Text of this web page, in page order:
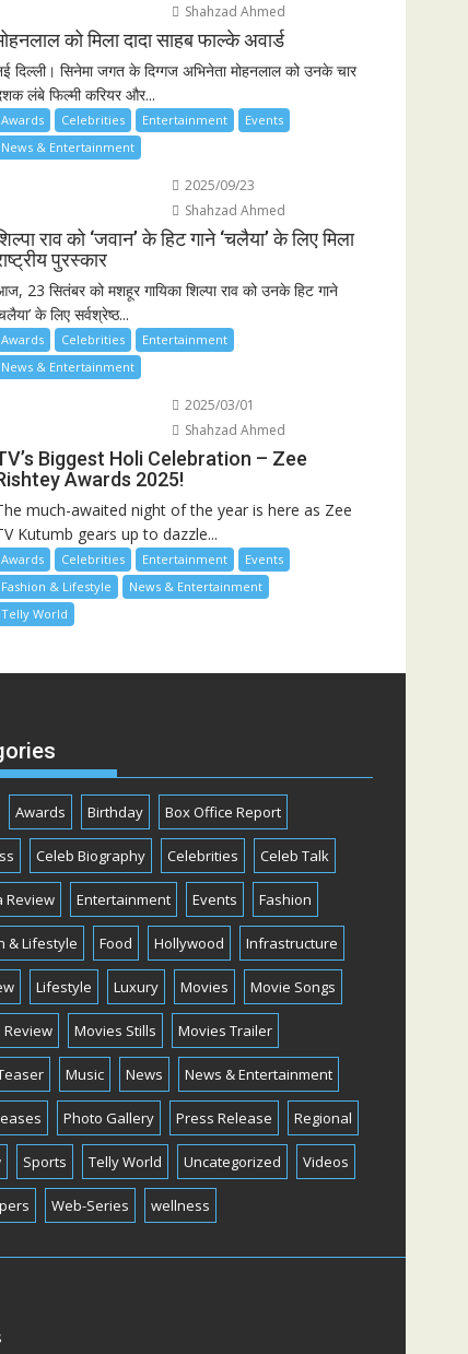
Shahzad Ahmed
को मिला दादा साहब फाल्के अवार्ड
दिल्ली। सिनेमा जगत के दिग्गज अभिनेता मोहनलाल को उनके चार
लंबे फिल्मी करियर और...
Awards Celebrities Entertainment
Events
News & Entertainment
2025/09/23
Shahzad Ahmed
राव को ‘जवान’ के हिट गाने ‘चलैया’ के लिए मिला
पुरस्कार
23 सितंबर को मशहूर गायिका शिल्पा राव को उनके हिट गाने
के लिए सर्वश्रेष्ठ...
Awards Celebrities
Entertainment
News & Entertainment
2025/03/01
Shahzad Ahmed
Biggest Holi Celebration – Zee
Awards 2025!
much-awaited night of the year is here as Zee
Kutumb gears up to dazzle...
Awards Celebrities Entertainment
Events
Fashion & Lifestyle
News & Entertainment
Telly World
Awards Birthday Box Office Report
Celeb Biography Celebrities Celeb Talk
Review Entertainment Events Fashion
& Lifestyle Food Hollywood Infrastructure
Lifestyle Luxury Movies Movie Songs
Movies Stills Movies Trailer
Music News News & Entertainment
Photo Gallery Press Release Regional
Sports Telly World Uncategorized Videos
Web-Series wellness